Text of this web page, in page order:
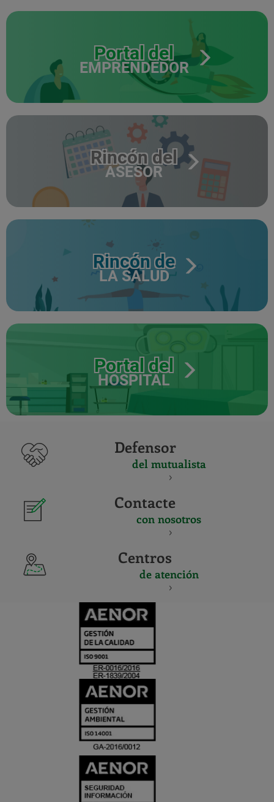
Portal del
EMPRENDEDOR
Rincón del
ASESOR
Rincón de
LA SALUD
Portal del
HOSPITAL
Defensor
del mutualista
Contacte
con nosotros
Centros
de atención